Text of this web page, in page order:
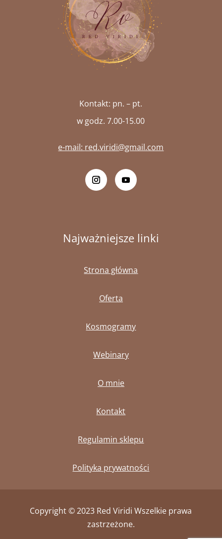
Kontakt: pn. – pt.
w godz. 7.00-15.00
e-mail: red.viridi@gmail.com
Najważniejsze linki
Strona główna
Oferta
Kosmogramy
Webinary
O mnie
Kontakt
Regulamin sklepu
Polityka prywatności
Copyright © 2023 Red Viridi Wszelkie prawa
zastrzeżone.